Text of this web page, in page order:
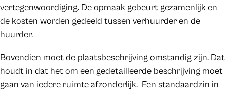
vertegenwoordiging. De opmaak gebeurt gezamenlijk en
de kosten worden gedeeld tussen verhuurder en de
huurder.
Bovendien moet de plaatsbeschrijving omstandig zijn. Dat
houdt in dat het om een gedetailleerde beschrijving moet
gaan van iedere ruimte afzonderlijk. Een standaardzin in